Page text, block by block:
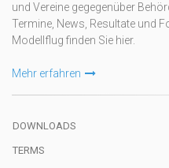
und Vereine gegegenüber
Termine, News, Resultate und
Modellflug finden Sie hier.
Mehr erfahren
DOWNLOADS
TERMS